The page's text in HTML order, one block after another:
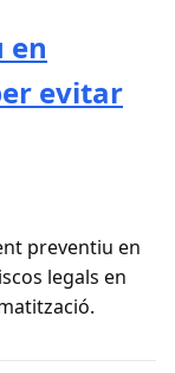
en
evitar
preventiu en
legals en